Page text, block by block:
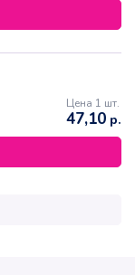
Цена 1 шт.
47,10 р.